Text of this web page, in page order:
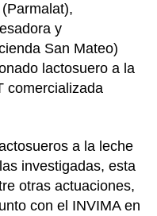
y
San Mateo)
lactosuero a la
comercializada
a la leche
investigadas, esta
otras actuaciones,
con el INVIMA en